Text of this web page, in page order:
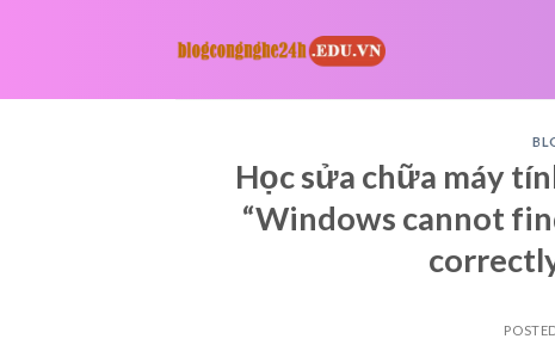
Học sửa chữa máy
“Windows cannot